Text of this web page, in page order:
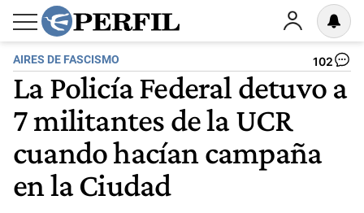
AIRES DE FASCISMO 102
La Policía Federal detuvo a
7 militantes de la UCR
cuando hacían campaña
en la Ciudad